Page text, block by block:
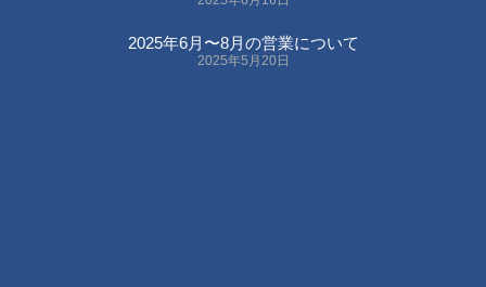
2025年6月〜8月の営業について
2025年5月20日